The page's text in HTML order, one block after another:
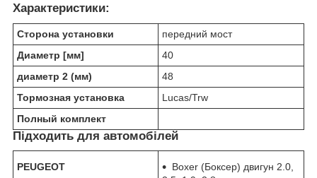
Характеристики:
Сторона установки
передний мост
Диаметр [мм]
40
диаметр 2 (мм)
48
Тормозная установка
Lucas/Trw
Полный комплект
Підходить для автомобілей
PEUGEOT
Boxer (Боксер) двигун 2.0,